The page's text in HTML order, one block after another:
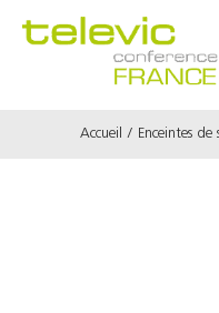
Accueil Enceintes de